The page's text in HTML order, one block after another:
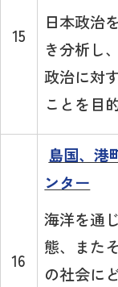
15
日本政治
き分析し
政治に対
ことを目
16
島国、港
ンター
海洋を通
態、また
の社会に